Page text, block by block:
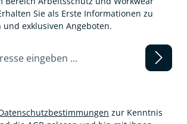
Sie als Erste Informationen zu
und exklusiven Angeboten.
zur Kenntnis